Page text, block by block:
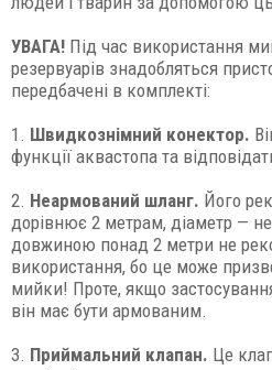
УВАГА! Під час використання
резервуарів знадобляться
передбачені в комплекті:
1. Швидкознімний конектор.
функції аквастопа та
2. Неармований шланг. Його
дорівнює 2 метрам, діаметр —
довжиною понад 2 метри не
використання, бо це може
мийки! Проте, якщо
він має бути армованим.
3. Приймальний клапан. Це